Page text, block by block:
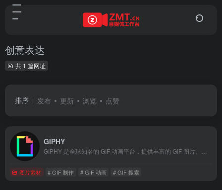
创意表达
共 1 篇网址
排序 发布 更新 浏览 点赞
GIPHY
图片素材 # GIF 制作 # GIF 动画 # GIF 搜索